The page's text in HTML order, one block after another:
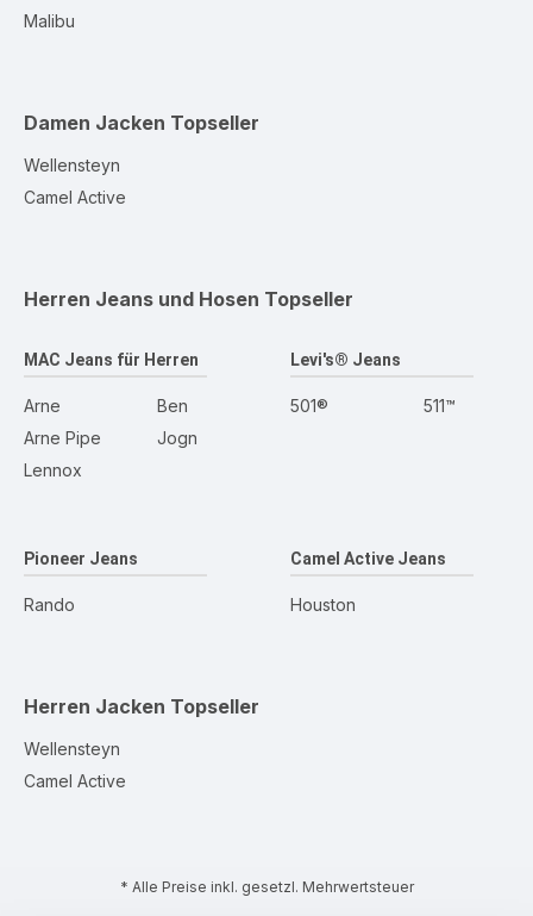
Malibu
Damen Jacken Topseller
Wellensteyn
Camel Active
Herren Jeans und Hosen Topseller
MAC Jeans für Herren
Arne
Arne Pipe
Lennox
Ben
Jogn
Levi's® Jeans
501® 511™
Pioneer Jeans
Rando
Camel Active Jeans
Houston
Herren Jacken Topseller
Wellensteyn
Camel Active
* Alle Preise inkl. gesetzl. Mehrwertsteuer